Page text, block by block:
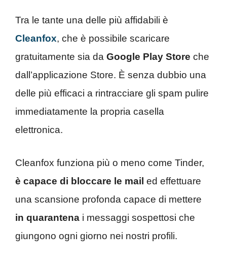
Tra le tante una delle più affidabili è
Cleanfox, che è possibile scaricare
gratuitamente sia da Google Play Store che
dall’applicazione Store. È senza dubbio una
delle più efficaci a rintracciare gli spam pulire
immediatamente la propria casella
elettronica.
Cleanfox funziona più o meno come Tinder,
è capace di bloccare le mail ed effettuare
una scansione profonda capace di mettere
in quarantena i messaggi sospettosi che
giungono ogni giorno nei nostri profili.